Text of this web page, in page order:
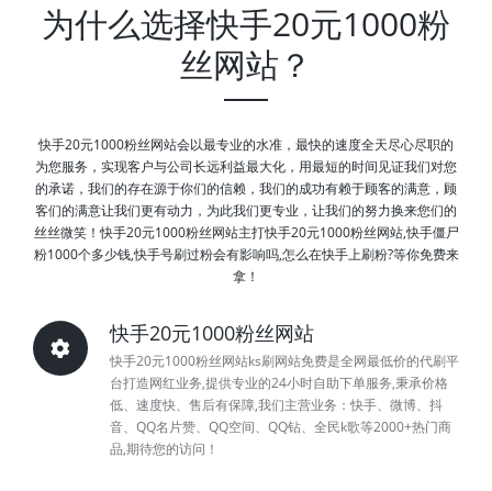
为什么选择快手20元1000粉
丝网站？
快手20元1000粉丝网站会以最专业的水准，最快的速度全天尽心尽职的
为您服务，实现客户与公司长远利益最大化，用最短的时间见证我们对您
的承诺，我们的存在源于你们的信赖，我们的成功有赖于顾客的满意，顾
客们的满意让我们更有动力，为此我们更专业，让我们的努力换来您们的
丝丝微笑！快手20元1000粉丝网站主打快手20元1000粉丝网站,快手僵尸
粉1000个多少钱,快手号刷过粉会有影响吗,怎么在快手上刷粉?等你免费来
拿！
快手20元1000粉丝网站
快手20元1000粉丝网站ks刷网站免费是全网最低价的代刷平
台打造网红业务,提供专业的24小时自助下单服务,秉承价格
低、速度快、售后有保障,我们主营业务：快手、微博、抖
音、QQ名片赞、QQ空间、QQ钻、全民k歌等2000+热门商
品,期待您的访问！